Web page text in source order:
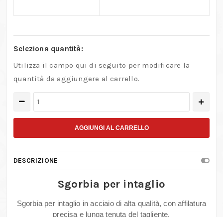
Seleziona quantità:
Utilizza il campo qui di seguito per modificare la
quantità da aggiungere al carrello.
Sgorbia
in
per
legno
AGGIUNGI AL CARRELLO
DESCRIZIONE
Sgorbia per intaglio
Sgorbia per intaglio in acciaio di alta qualità, con affilatura
precisa e lunga tenuta del tagliente.